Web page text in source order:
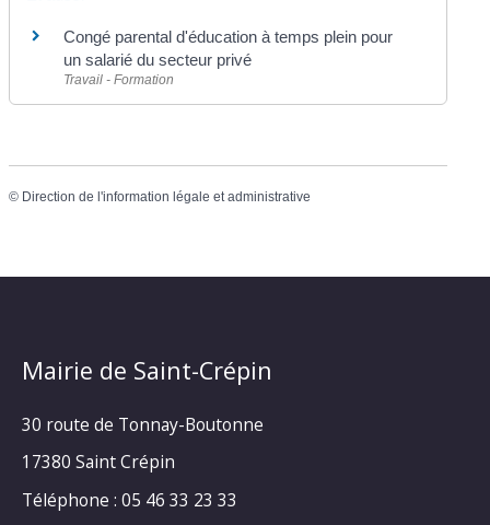
Congé parental d'éducation à temps plein pour
un salarié du secteur privé
Travail - Formation
© Direction de l'information légale et administrative
Mairie de Saint-Crépin
30 route de Tonnay-Boutonne
17380 Saint Crépin
Téléphone : 05 46 33 23 33